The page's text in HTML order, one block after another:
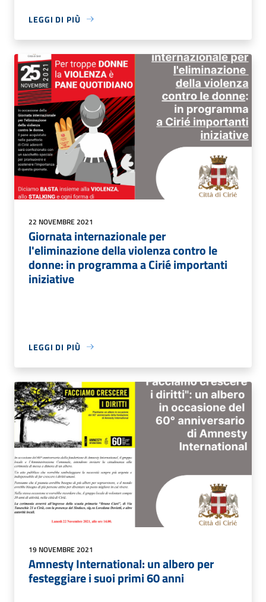
LEGGI DI PIÙ
22 NOVEMBRE 2021
Giornata internazionale per
l'eliminazione della violenza contro le
donne: in programma a Cirié importanti
iniziative
LEGGI DI PIÙ
19 NOVEMBRE 2021
Amnesty International: un albero per
festeggiare i suoi primi 60 anni